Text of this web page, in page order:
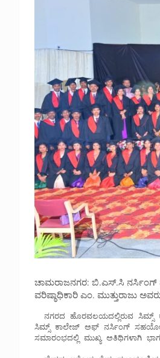
ಚಾಮರಾಜನಗರ: ಬಿ.ಎಸ್.ಸಿ ನರ್ಸಿಂಗ್
ವರಿಷ್ಠಾಧಿಕಾರಿ ಎಂ. ಮುತ್ತುರಾಜು
ಸಿಮ್ಸ್ ಕಾಲೇಜ್ ಅಫ್ ನರ್ಸಿಂಗ್
ಸಮಾರಂಭದಲ್ಲಿ ಮುಖ್ಯ ಅತಿಥಿಗಳಾಗಿ